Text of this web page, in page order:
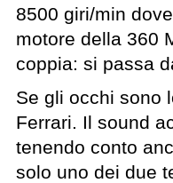
8500 giri/min
motore della 360
coppia: si passa
Se gli occhi sono
Ferrari. Il sound
tenendo conto
solo uno dei due